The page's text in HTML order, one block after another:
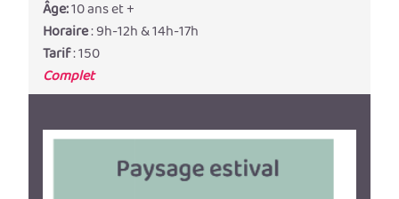
Âge:10 ans et +
Horaire: 9h-12h & 14h-17h
Tarif: 150
Complet